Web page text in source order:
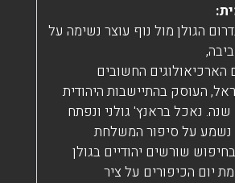
הגולן מול נוף עוצר נשימה על
החשובים
העוסק בהתיישבות היהודית
בגולן בת 1,500 שנה. נאכל בראנץ' גולני ונפתח
נשמע על סיפור המשלחת
שורשים יהודיים בגולן
יום הכיפורים על ציר